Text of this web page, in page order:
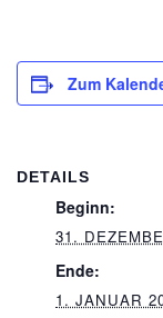
Zum
DETAILS
Beginn:
31.
Ende:
1. JANUAR